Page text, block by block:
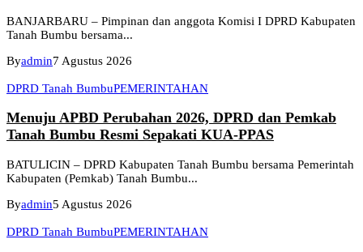
BANJARBARU – Pimpinan dan anggota Komisi I DPRD Kabupaten
Tanah Bumbu bersama...
Byadmin7 Agustus 2026
DPRD Tanah BumbuPEMERINTAHAN
Menuju APBD Perubahan 2026, DPRD dan Pemkab
Tanah Bumbu Resmi Sepakati KUA-PPAS
BATULICIN – DPRD Kabupaten Tanah Bumbu bersama Pemerintah
Kabupaten (Pemkab) Tanah Bumbu...
Byadmin5 Agustus 2026
DPRD Tanah BumbuPEMERINTAHAN